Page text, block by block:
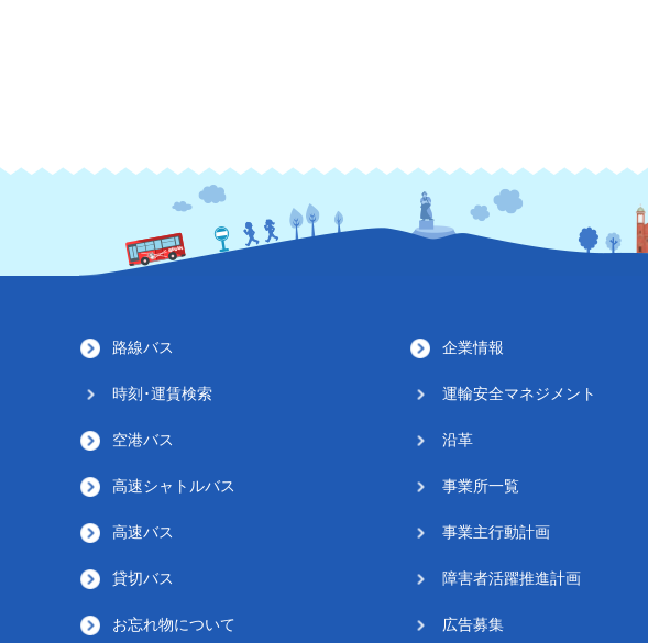
路線バス
時刻･運賃検索
空港バス
高速シャトルバス
高速バス
貸切バス
お忘れ物について
企業情報
運輸安全マネジメント
沿革
事業所一覧
事業主行動計画
障害者活躍推進計画
広告募集